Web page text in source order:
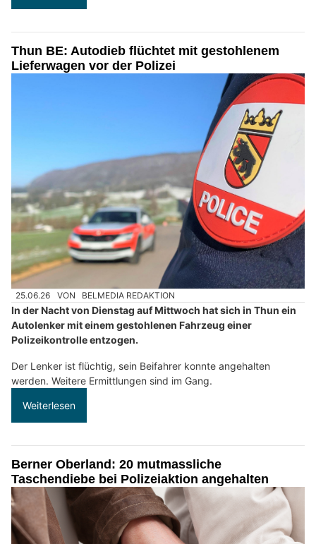
Thun BE: Autodieb flüchtet mit gestohlenem
Lieferwagen vor der Polizei
25.06.26 VON BELMEDIA REDAKTION
In der Nacht von Dienstag auf Mittwoch hat sich in Thun ein
Autolenker mit einem gestohlenen Fahrzeug einer
Polizeikontrolle entzogen.
Der Lenker ist flüchtig, sein Beifahrer konnte angehalten
werden. Weitere Ermittlungen sind im Gang.
Weiterlesen
Berner Oberland: 20 mutmassliche
Taschendiebe bei Polizeiaktion angehalten